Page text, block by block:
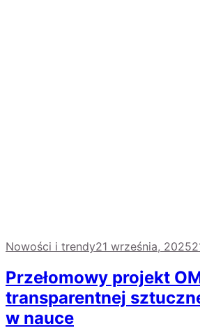
Nowości i trendy21 września, 2025
Przełomowy projekt
transparentnej
w nauce